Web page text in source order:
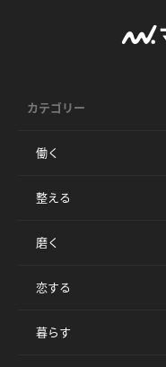
カテゴリー
働く
整える
磨く
恋する
暮らす